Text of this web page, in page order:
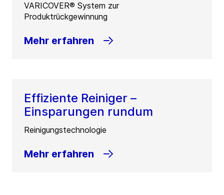
VARICOVER® System zur
Produktrückgewinnung
Mehr erfahren
Effiziente Reiniger –
Einsparungen rundum
Reinigungstechnologie
Mehr erfahren